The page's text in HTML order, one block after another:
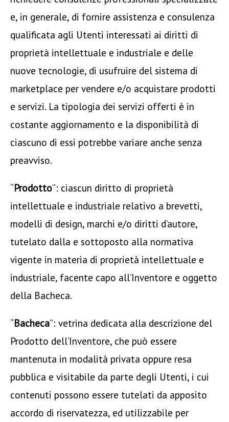
e, in generale, di fornire assistenza e consulenza
qualificata agli Utenti interessati ai diritti di
proprietà intellettuale e industriale e delle
nuove tecnologie, di usufruire del sistema di
marketplace per vendere e/o acquistare prodotti
e servizi. La tipologia dei servizi offerti è in
costante aggiornamento e la disponibilità di
ciascuno di essi potrebbe variare anche senza
preavviso.
“Prodotto”: ciascun diritto di proprietà
intellettuale e industriale relativo a brevetti,
modelli di design, marchi e/o diritti d’autore,
tutelato dalla e sottoposto alla normativa
vigente in materia di proprietà intellettuale e
industriale, facente capo all’Inventore e oggetto
della Bacheca.
“Bacheca”: vetrina dedicata alla descrizione del
Prodotto dell’Inventore, che può essere
mantenuta in modalità privata oppure resa
pubblica e visitabile da parte degli Utenti, i cui
contenuti possono essere tutelati da apposito
accordo di riservatezza, ed utilizzabile per